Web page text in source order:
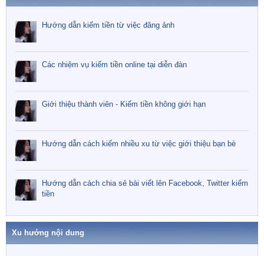
Hướng dẫn kiếm tiền từ việc đăng ảnh
Các nhiệm vụ kiếm tiền online tại diễn đàn
Giới thiệu thành viên - Kiếm tiền không giới hạn
Hướng dẫn cách kiếm nhiều xu từ việc giới thiệu bạn bè
Hướng dẫn cách chia sẻ bài viết lên Facebook, Twitter kiếm
tiền
Xu hướng nội dung